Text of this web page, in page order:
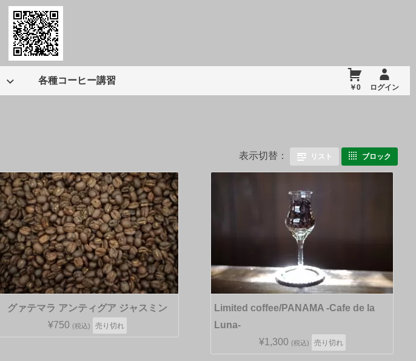
各種コーヒー講習
￥0 ログイン
表示切替： リスト ブロック
グァテマラ アンティグア ジャスミン
¥750 (税込) 売り切れ
Limited coffee/PANAMA -Cafe de la
Luna-
¥1,300 (税込) 売り切れ